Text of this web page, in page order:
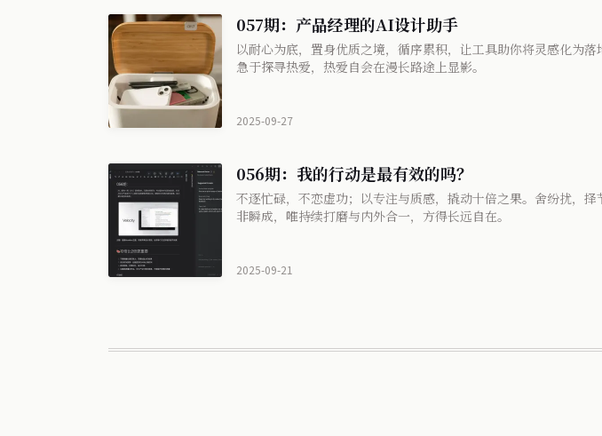
057期：产品经理的AI设计助手
以耐心为底，置身优质之境，循序累积，让工具助你将灵感化为
急于探寻热爱，热爱自会在漫长路途上显影。
2025-09-27
056期：我的行动是最有效的吗？
不逐忙碌，不恋虚功；以专注与质感，撬动十倍之果。舍纷扰，
非瞬成，唯持续打磨与内外合一，方得长远自在。
2025-09-21